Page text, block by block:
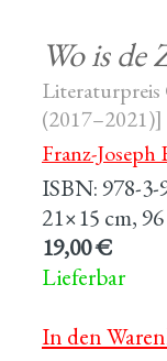
Wo is de
Literaturpreis
(2017–2021)]
Franz-
ISBN: 978-3-
21×15 cm,
19,00 €
Lieferbar
In den